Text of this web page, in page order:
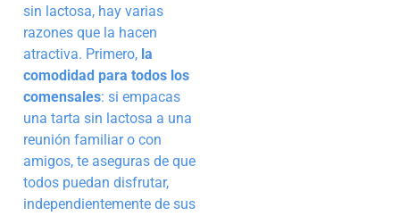
sin lactosa, hay varias
razones que la hacen
atractiva. Primero, la
comodidad para todos los
comensales: si empacas
una tarta sin lactosa a una
reunión familiar o con
amigos, te aseguras de que
todos puedan disfrutar,
independientemente de sus